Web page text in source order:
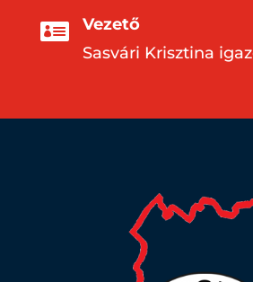

Vezető
Sasvári Krisztina